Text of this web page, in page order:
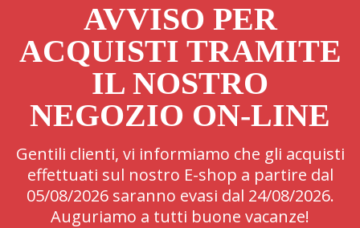
AVVISO PER
ACQUISTI TRAMITE
IL NOSTRO
NEGOZIO ON-LINE
Gentili clienti, vi informiamo che gli acquisti
effettuati sul nostro E-shop a partire dal
05/08/2026 saranno evasi dal 24/08/2026.
Auguriamo a tutti buone vacanze!